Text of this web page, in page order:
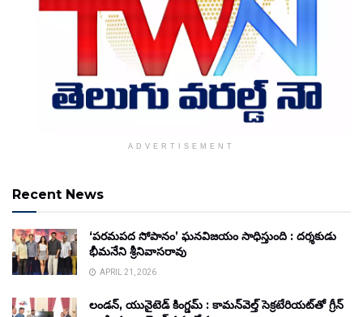
ADVERTISEMENT
Recent News
‘పరమపద సోపానం’ ఘనవిజయం సాధిస్తుంది : దర్శకుడు
భీమనేని శ్రీనివాసరావు
APRIL 21, 2026
లండన్, యునైటెడ్ కింగ్డమ్ : కామన్‌వెల్త్ సెక్రటేరియట్‌తో గ్రీన్